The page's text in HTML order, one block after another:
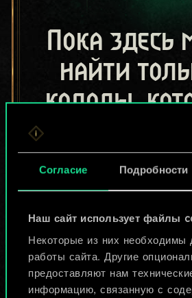
Согласие Подробности
Наш сайт использует файлы
Некоторые из них необходимы
работы сайта. Другие
предоставляют нам
информацию, связанную с
Пока здесь
найти
колоды,
поделились
игроки.
Но их
Назвать колоду и